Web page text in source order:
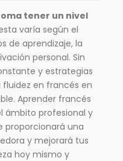
tener un nivel
varía según el
de aprendizaje, la
personal. Sin
y estrategias
en francés en
Aprender francés
ámbito profesional y
proporcionará una
y mejorará tus
hoy mismo y